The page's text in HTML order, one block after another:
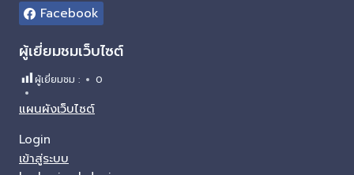
Facebook
ผู้เยี่ยมชมเว็บไซต์
ผู้เยี่ยมชม : 0
แผนผังเว็บไซต์
Login
เข้าสู่ระบบ